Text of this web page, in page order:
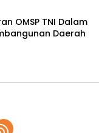
OMSP TNI Dalam
Daerah